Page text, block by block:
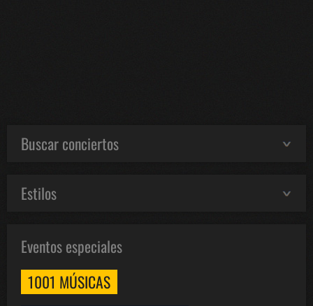
Buscar conciertos
Estilos
Eventos especiales
1001 MÚSICAS